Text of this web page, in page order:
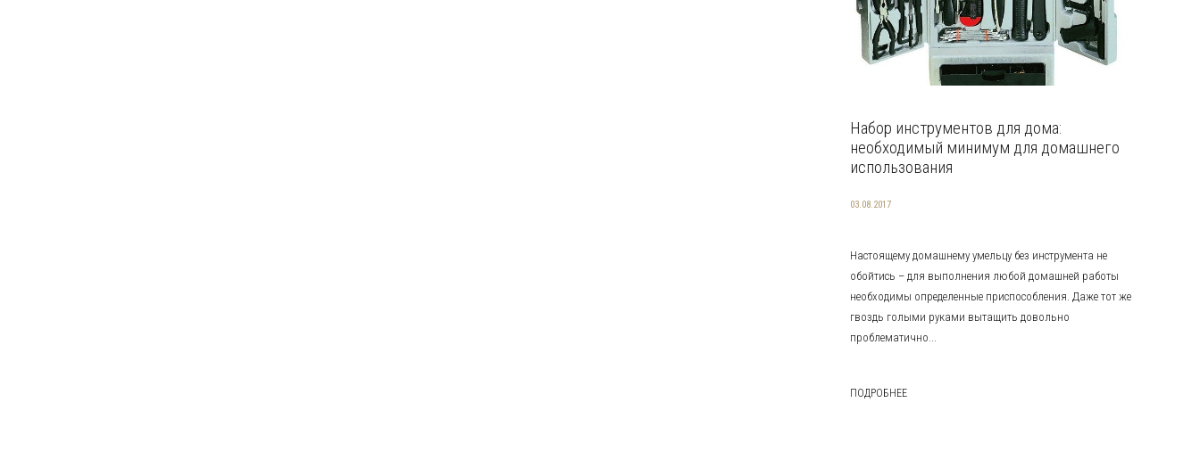
Набор инструментов для дома:
необходимый минимум для домашнего
использования
03.08.2017
Настоящему домашнему умельцу без инструмента не
обойтись – для выполнения любой домашней работы
необходимы определенные приспособления. Даже тот же
гвоздь голыми руками вытащить довольно
проблематично...
ПОДРОБНЕЕ